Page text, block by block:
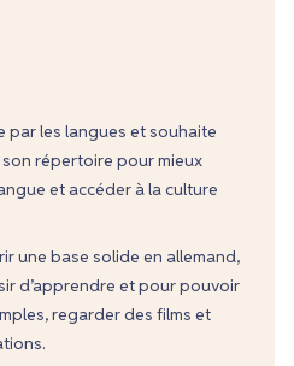
par les langues et souhaite
son répertoire pour mieux
et accéder à la culture
une base solide en allemand,
d’apprendre et pour pouvoir
regarder des films et